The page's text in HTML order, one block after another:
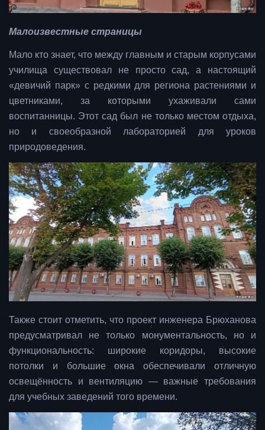
Малоизвестные страницы
Мало кто знает, что между главным и старым корпусами
училища существовал не просто сад, а настоящий
«девичий парк» с редкими для региона растениями и
цветниками, за которыми ухаживали сами
воспитанницы. Этот сад был не только местом отдыха,
но и своеобразной лабораторией для уроков
природоведения.
Также стоит отметить, что проект инженера Брюханова
предусматривал не только монументальность, но и
функциональность: широкие коридоры, высокие
потолки и большие окна обеспечивали отличную
освещённость и вентиляцию — важные требования
для учебных заведений того времени.